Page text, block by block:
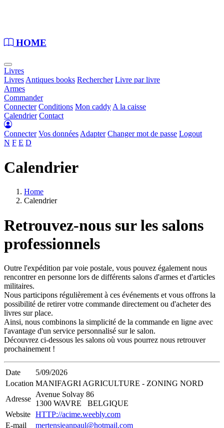
HOME
Livres
LivresAntiques books Rechercher Livre par livre
Armes
Commander
Connecter Conditions Mon caddyA la caisse
Calendrier Contact
Connecter Vos donnéesAdapter Changer mot de passe Logout
N F E D
Calendrier
Home
Calendrier
Retrouvez-nous sur les salons
professionnels
Outre l'expédition par voie postale, vous pouvez également nous
rencontrer en personne lors de différents salons d'armes et d'articles
militaires.
Nous participons régulièrement à ces événements et vous offrons la
possibilité de retirer votre commande directement ou d'acheter des
livres sur place.
Ainsi, nous combinons la simplicité de la commande en ligne avec
l'avantage d'un service personnalisé sur le salon.
Découvrez ci-dessous les salons où vous pourrez nous retrouver
prochainement !
Date
5/09/2026
Location MANIFAGRI AGRICULTURE - ZONING NORD
Adresse
Avenue Solvay 86
1300 WAVRE BELGIQUE
Website HTTP://acime.weebly.com
E-mail
mertensjeanpaul@hotmail.com